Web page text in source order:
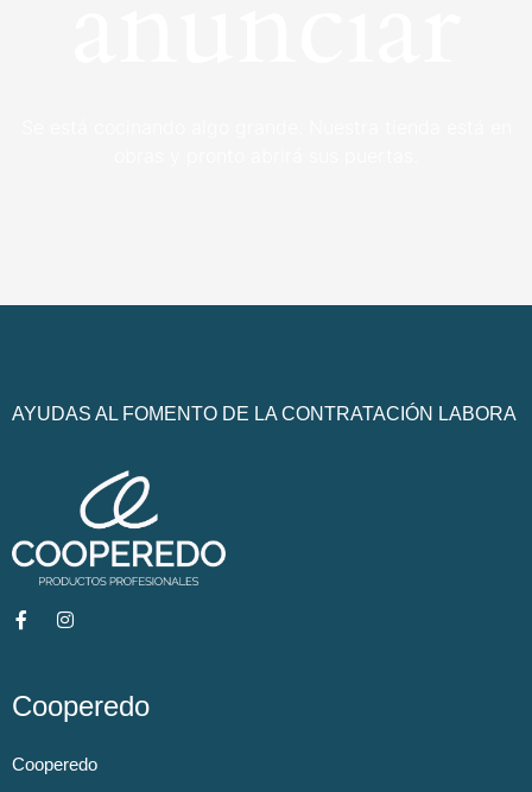
AYUDAS AL FOMENTO DE LA CONTRATACIÓN LABORA
Cooperedo
Cooperedo